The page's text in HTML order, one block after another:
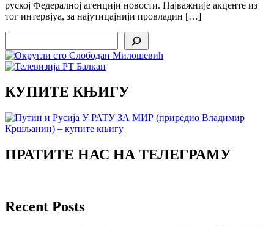
руској Федералној агенцији новости. Најважније акценте из
тог интервјуа, за најутицајнији провладин […]
КУПИТЕ КЊИГУ
ПРАТИТЕ НАС НА ТЕЛЕГРАМУ
Recent Posts